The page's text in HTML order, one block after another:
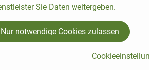
bereits 1984 als echter Bio-Pionier.
Sie Daten weitergeben.
Nur notwendige Cookies zulassen